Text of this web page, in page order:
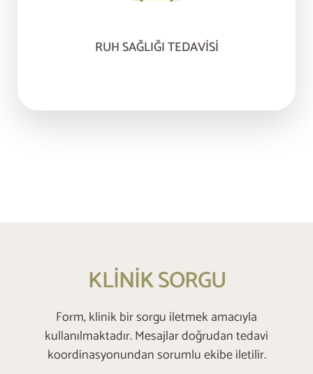
RUH SAĞLIĞI TEDAVISI
KLİNİK SORGU
Form, klinik bir sorgu iletmek amacıyla
kullanılmaktadır. Mesajlar doğrudan tedavi
koordinasyonundan sorumlu ekibe iletilir.